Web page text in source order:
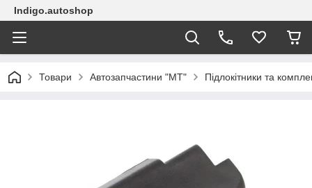
Indigo.autoshop
Товари Автозапчастини "МТ" Підлокітники та